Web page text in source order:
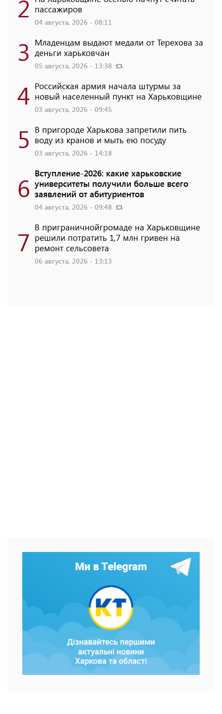
2 пассажиров
04 августа, 2026 - 08:11
3 Младенцам выдают медали от Терехова за
деньги харьковчан
05 августа, 2026 - 13:38
4 Российская армия начала штурмы за
новый населенный пункт на Харьковщине
03 августа, 2026 - 09:45
5 В пригороде Харькова запретили пить
воду из кранов и мыть ею посуду
03 августа, 2026 - 14:18
6 Вступление-2026: какие харьковские
университеты получили больше всего
заявлений от абитуриентов
04 августа, 2026 - 09:48
7 В приграничнойгромаде на Харьковщине
решили потратить 1,7 млн ​​гривен на
ремонт сельсовета
06 августа, 2026 - 13:13